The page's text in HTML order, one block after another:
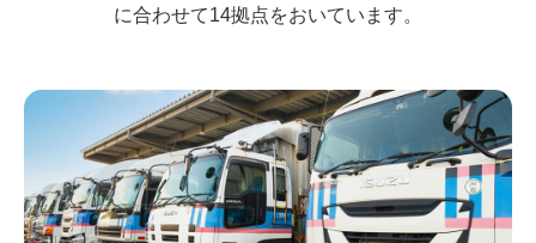
に合わせて14拠点をおいています。